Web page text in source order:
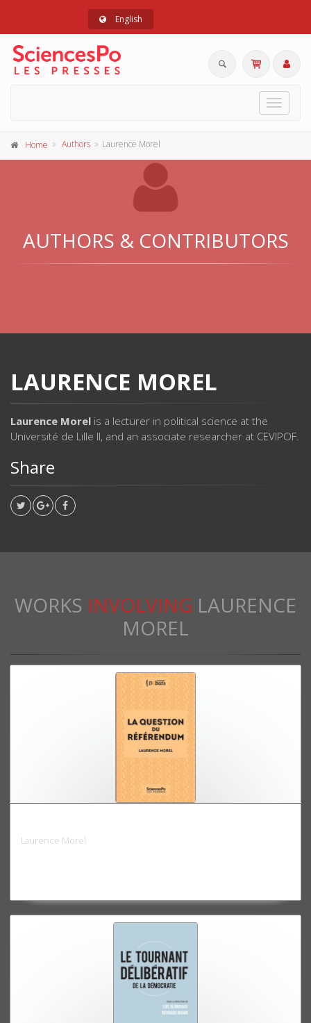
English
Toggle
Home Authors Laurence Morel
AUTHORS & CONTRIBUTORS
LAURENCE MOREL
Laurence Morel is a lecturer in political science at the
Université de Lille II, and an associate researcher at CEVIPOF.
Share
WORKS INVOLVING LAURENCE
MOREL
Laurence Morel